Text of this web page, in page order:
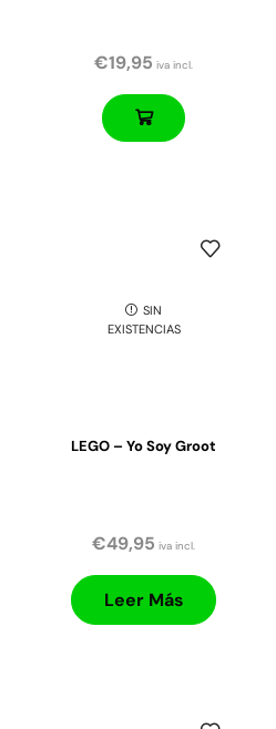
€19,95 iva incl.
SIN
EXISTENCIAS
LEGO – Yo Soy Groot
€49,95 iva incl.
Leer Más